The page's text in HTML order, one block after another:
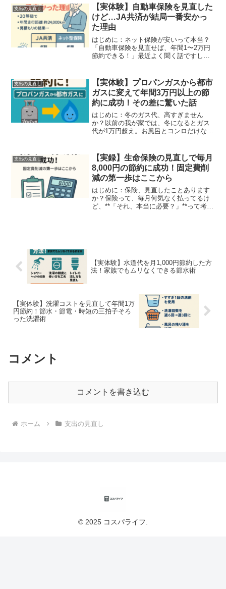
と、気づかないうちに毎月かなりの出費
になっていることも。そこで...
支出の見直し
【実体験】自動車保険を見直した
けど…JA共済が結局一番安かっ
た理由
はじめに：ネット保険が安いって本当？
「自動車保険を見直せば、年間1〜2万円
節約できる！」最近よく聞く話ですし、
ですよね。私もそれに惹かれて、**「20
等級だし、自...
支出の見直し
【実体験】プロパンガスから都市
ガスに変えて年間3万円以上の節
約に成功！その差に驚いた話
はじめに：冬のガス代、高すぎません
か？以前の我が家では、冬になるとガス
代が1万円超え。お風呂とコンロだけなの
は…「プロパンガス（LPガス）」だった
から。そして引っ越しをき...
支出の見直し
【実録】生命保険の見直しで毎月
8,000円の節約に成功！固定費削
減の第一歩はここから
はじめに：保険、見直したことあります
か？保険って、毎月何気なく払ってるけ
ど、**「それ、本当に必要？」**って考え
【実体験】水道代を月1,000円節約した方
法！家族でもムリなくできる節水術
【実体験】洗濯コストを見直して年間1万
円節約！節水・節電・時短の三拍子そろ
った洗濯術
コメント
コメントを書き込む
ホーム 支出の見直し
© 2025 コスパライフ.